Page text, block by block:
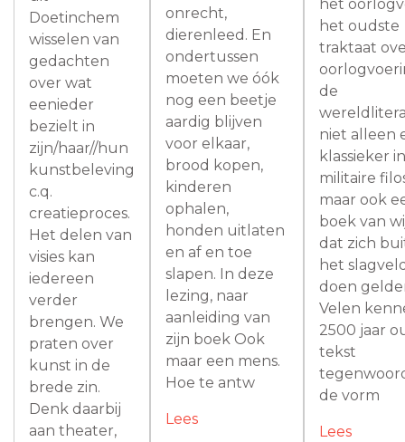
Doetinchem
wisselen van
gedachten
over wat
eenieder
bezielt in
zijn/haar//hun
kunstbeleving
c.q.
creatieproces.
Het delen van
visies kan
iedereen
verder
brengen. We
praten over
kunst in de
brede zin.
Denk daarbij
aan theater,
onrecht,
dierenleed. En
ondertussen
moeten we óók
nog een beetje
aardig blijven
voor elkaar,
brood kopen,
kinderen
ophalen,
honden uitlaten
en af en toe
slapen. In deze
lezing, naar
aanleiding van
zijn boek Ook
maar een mens.
Hoe te antw
Lees
het
het oudste
traktaat
de
niet alleen
klassieker
militaire
maar ook
boek van
dat zich
het
doen
Velen
2500 jaar
tekst
de vorm
Lees